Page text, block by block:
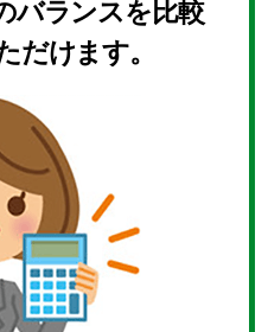
バランスを比較
だけます。